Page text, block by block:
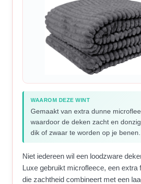
WAAROM DEZE WINT
Gemaakt van extra dunne
waardoor de deken zacht en
dik of zwaar te worden op je benen.
Niet iedereen wil een loodzware
Luxe gebruikt microfleece, een extra
die zachtheid combineert met een